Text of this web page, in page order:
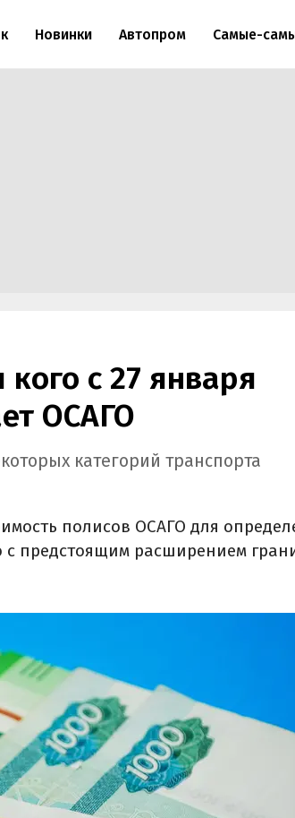
Новинки Автопром Самые-
кого с 27 января
ОСАГО
категорий транспорта
полисов ОСАГО для
с предстоящим расширением